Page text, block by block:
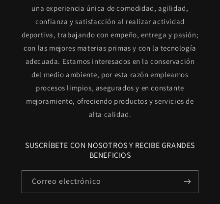
una experiencia única de comodidad, agilidad,
confianza y satisfacción al realizar actividad
deportiva, trabajando con empeño, entrega y pasión;
con las mejores materias primas y con la tecnología
adecuada. Estamos interesados en la conservación
del medio ambiente, por esta razón empleamos
procesos limpios, asegurados y en constante
mejoramiento, ofreciendo productos y servicios de
alta calidad.
SUSCRÍBETE CON NOSOTROS Y RECIBE GRANDES
BENEFICIOS
Correo electrónico